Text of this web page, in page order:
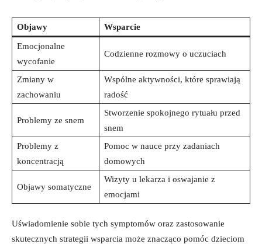
Objawy Wsparcie
Emocjonalne
⁤wycofanie
Codzienne⁤ rozmowy o ​uczuciach
Zmiany ⁢w
⁣zachowaniu
Wspólne aktywności, które ⁤sprawiają
radość
Problemy ze snem
Stworzenie spokojnego rytuału przed
snem
Problemy⁤ z⁢
koncentracją
Pomoc w nauce przy zadaniach⁤
domowych
Objawy somatyczne
Wizyty u ⁣lekarza i​ oswajanie z
emocjami
Uświadomienie sobie ⁤tych symptomów oraz zastosowanie
skutecznych strategii wsparcia⁣ może znacząco ⁣pomóc dzieciom‍